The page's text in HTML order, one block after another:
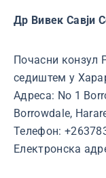
Др Вивек Савји
Почасни конзул
седиштем у
Адреса: No 1
Borrowdale,
Телефон:
Електронска